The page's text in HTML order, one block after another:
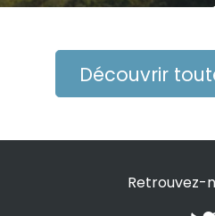
Découvrir
Retrouvez-